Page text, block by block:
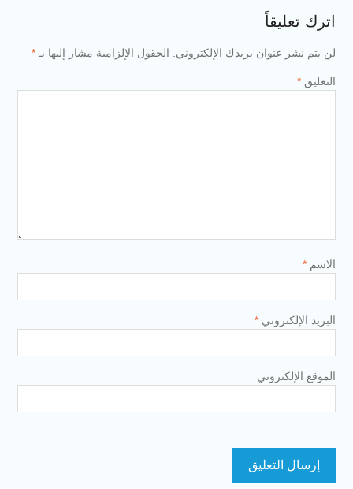
اترك تعليقاً
لن يتم نشر عنوان بريدك الإلكتروني. الحقول الإلزامية مشار إليها بـ *
التعليق *
الاسم *
البريد الإلكتروني *
الموقع الإلكتروني